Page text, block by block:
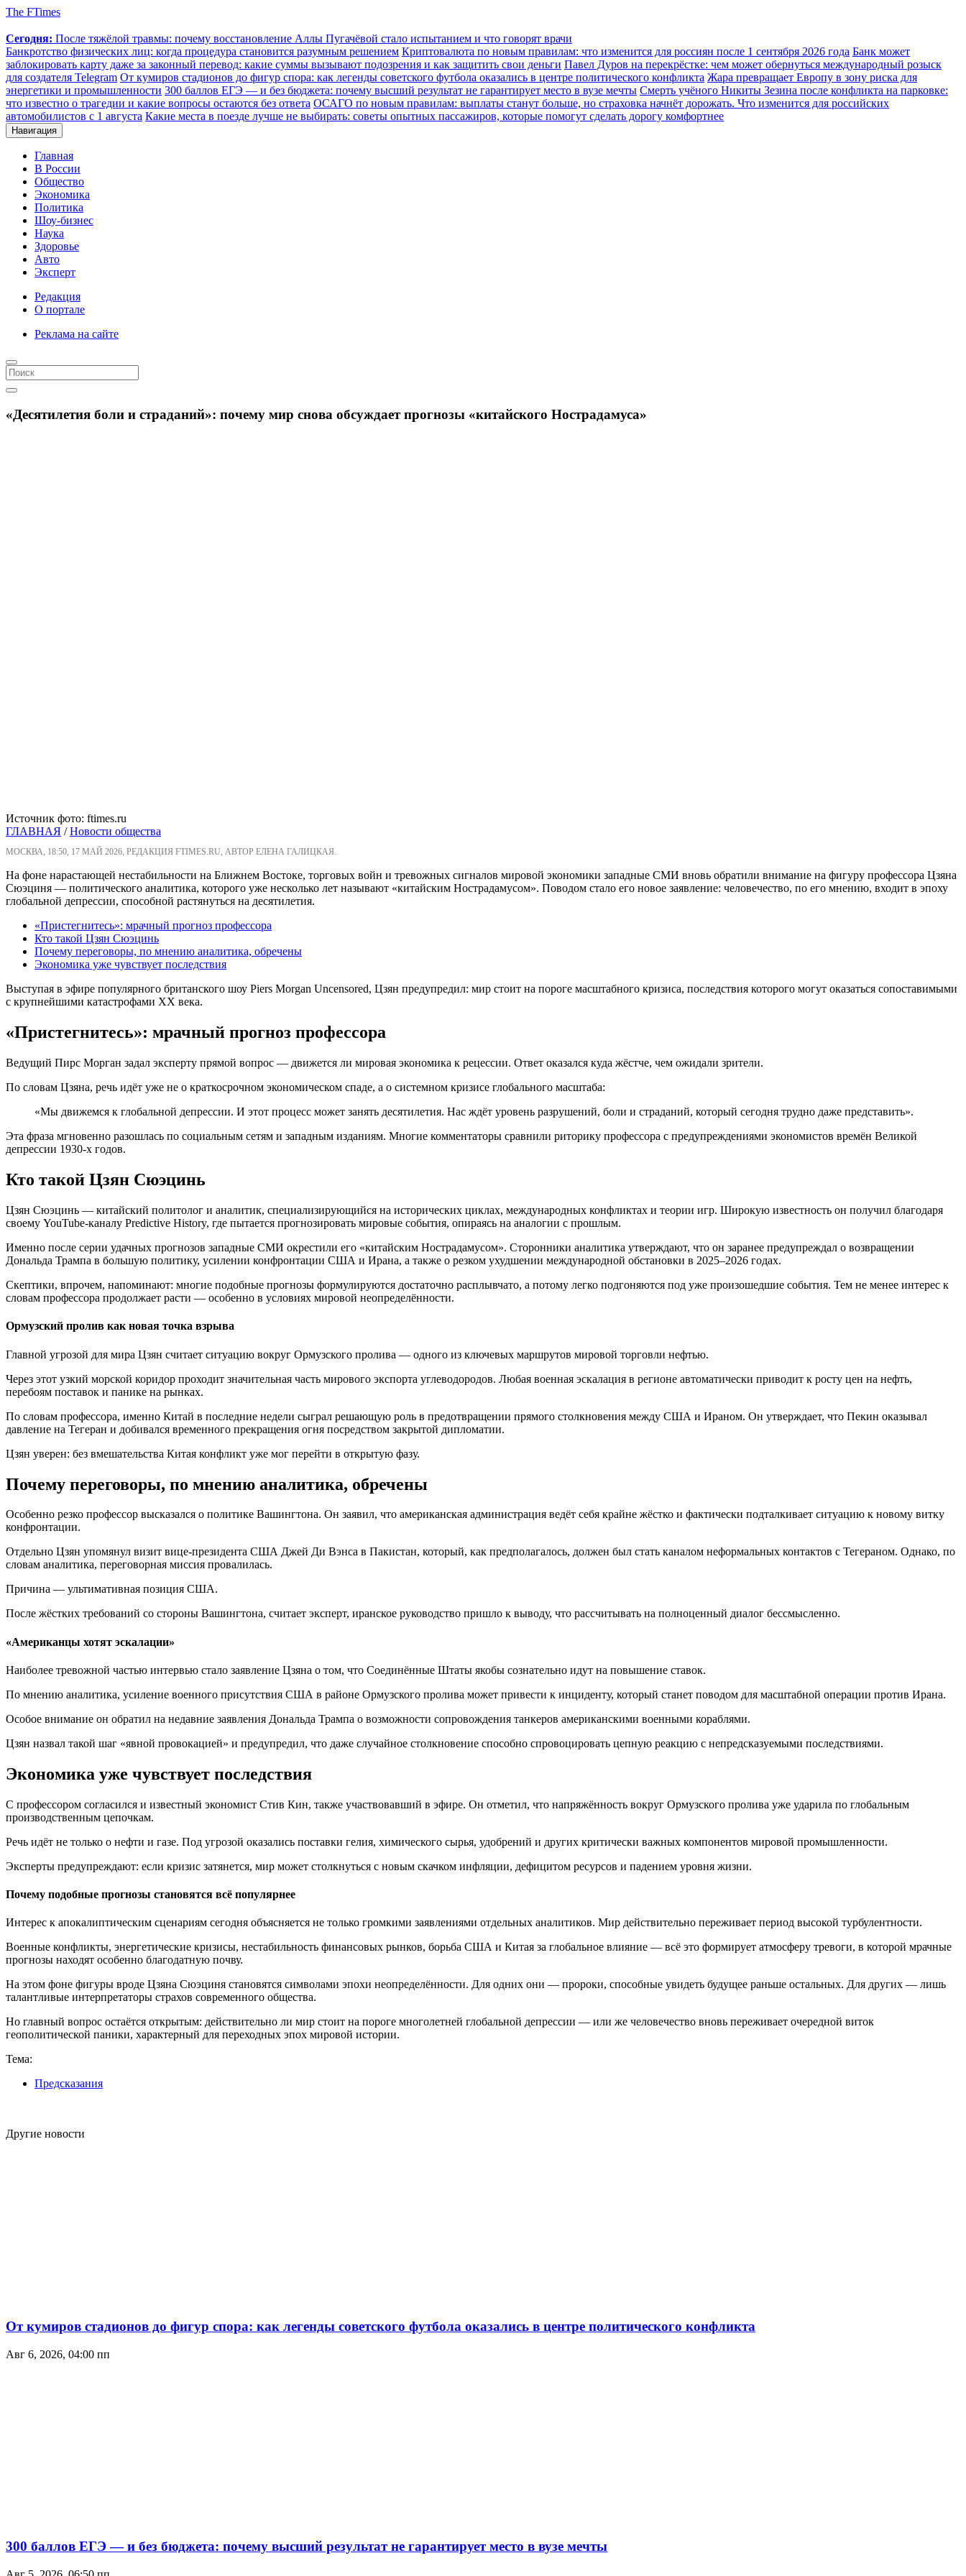
The FTimes
Сегодня: После тяжёлой травмы: почему восстановление Аллы Пугачёвой стало испытанием и что говорят врачи
Банкротство физических лиц: когда процедура становится разумным решением Криптовалюта по новым правилам: что изменится для россиян после 1 сентября 2026 года Банк может
заблокировать карту даже за законный перевод: какие суммы вызывают подозрения и как защитить свои деньги Павел Дуров на перекрёстке: чем может обернуться международный розыск
для создателя Telegram От кумиров стадионов до фигур спора: как легенды советского футбола оказались в центре политического конфликта Жара превращает Европу в зону риска для
энергетики и промышленности 300 баллов ЕГЭ — и без бюджета: почему высший результат не гарантирует место в вузе мечты Смерть учёного Никиты Зезина после конфликта на парковке:
что известно о трагедии и какие вопросы остаются без ответа ОСАГО по новым правилам: выплаты станут больше, но страховка начнёт дорожать. Что изменится для российских
автомобилистов с 1 августа Какие места в поезде лучше не выбирать: советы опытных пассажиров, которые помогут сделать дорогу комфортнее
Навигация
Главная
В России
Общество
Экономика
Политика
Шоу-бизнес
Наука
Здоровье
Авто
Эксперт
Редакция
О портале
Реклама на сайте
«Десятилетия боли и страданий»: почему мир снова обсуждает прогнозы «китайского Нострадамуса»
Источник фото: ftimes.ru
ГЛАВНАЯ /Новости общества
МОСКВА, 18:50, 17 МАЙ 2026, РЕДАКЦИЯ FTIMES.RU, АВТОР ЕЛЕНА ГАЛИЦКАЯ.
На фоне нарастающей нестабильности на Ближнем Востоке, торговых войн и тревожных сигналов мировой экономики западные СМИ вновь обратили внимание на фигуру профессора Цзяна
Сюэциня — политического аналитика, которого уже несколько лет называют «китайским Нострадамусом». Поводом стало его новое заявление: человечество, по его мнению, входит в эпоху
глобальной депрессии, способной растянуться на десятилетия.
«Пристегнитесь»: мрачный прогноз профессора
Кто такой Цзян Сюэцинь
Почему переговоры, по мнению аналитика, обречены
Экономика уже чувствует последствия
Выступая в эфире популярного британского шоу Piers Morgan Uncensored, Цзян предупредил: мир стоит на пороге масштабного кризиса, последствия которого могут оказаться сопоставимыми
с крупнейшими катастрофами XX века.
«Пристегнитесь»: мрачный прогноз профессора
Ведущий Пирс Морган задал эксперту прямой вопрос — движется ли мировая экономика к рецессии. Ответ оказался куда жёстче, чем ожидали зрители.
По словам Цзяна, речь идёт уже не о краткосрочном экономическом спаде, а о системном кризисе глобального масштаба:
«Мы движемся к глобальной депрессии. И этот процесс может занять десятилетия. Нас ждёт уровень разрушений, боли и страданий, который сегодня трудно даже представить».
Эта фраза мгновенно разошлась по социальным сетям и западным изданиям. Многие комментаторы сравнили риторику профессора с предупреждениями экономистов времён Великой
депрессии 1930-х годов.
Кто такой Цзян Сюэцинь
Цзян Сюэцинь — китайский политолог и аналитик, специализирующийся на исторических циклах, международных конфликтах и теории игр. Широкую известность он получил благодаря
своему YouTube-каналу Predictive History, где пытается прогнозировать мировые события, опираясь на аналогии с прошлым.
Именно после серии удачных прогнозов западные СМИ окрестили его «китайским Нострадамусом». Сторонники аналитика утверждают, что он заранее предупреждал о возвращении
Дональда Трампа в большую политику, усилении конфронтации США и Ирана, а также о резком ухудшении международной обстановки в 2025–2026 годах.
Скептики, впрочем, напоминают: многие подобные прогнозы формулируются достаточно расплывчато, а потому легко подгоняются под уже произошедшие события. Тем не менее интерес к
словам профессора продолжает расти — особенно в условиях мировой неопределённости.
Ормузский пролив как новая точка взрыва
Главной угрозой для мира Цзян считает ситуацию вокруг Ормузского пролива — одного из ключевых маршрутов мировой торговли нефтью.
Через этот узкий морской коридор проходит значительная часть мирового экспорта углеводородов. Любая военная эскалация в регионе автоматически приводит к росту цен на нефть,
перебоям поставок и панике на рынках.
По словам профессора, именно Китай в последние недели сыграл решающую роль в предотвращении прямого столкновения между США и Ираном. Он утверждает, что Пекин оказывал
давление на Тегеран и добивался временного прекращения огня посредством закрытой дипломатии.
Цзян уверен: без вмешательства Китая конфликт уже мог перейти в открытую фазу.
Почему переговоры, по мнению аналитика, обречены
Особенно резко профессор высказался о политике Вашингтона. Он заявил, что американская администрация ведёт себя крайне жёстко и фактически подталкивает ситуацию к новому витку
конфронтации.
Отдельно Цзян упомянул визит вице-президента США Джей Ди Вэнса в Пакистан, который, как предполагалось, должен был стать каналом неформальных контактов с Тегераном. Однако, по
словам аналитика, переговорная миссия провалилась.
Причина — ультимативная позиция США.
После жёстких требований со стороны Вашингтона, считает эксперт, иранское руководство пришло к выводу, что рассчитывать на полноценный диалог бессмысленно.
«Американцы хотят эскалации»
Наиболее тревожной частью интервью стало заявление Цзяна о том, что Соединённые Штаты якобы сознательно идут на повышение ставок.
По мнению аналитика, усиление военного присутствия США в районе Ормузского пролива может привести к инциденту, который станет поводом для масштабной операции против Ирана.
Особое внимание он обратил на недавние заявления Дональда Трампа о возможности сопровождения танкеров американскими военными кораблями.
Цзян назвал такой шаг «явной провокацией» и предупредил, что даже случайное столкновение способно спровоцировать цепную реакцию с непредсказуемыми последствиями.
Экономика уже чувствует последствия
С профессором согласился и известный экономист Стив Кин, также участвовавший в эфире. Он отметил, что напряжённость вокруг Ормузского пролива уже ударила по глобальным
производственным цепочкам.
Речь идёт не только о нефти и газе. Под угрозой оказались поставки гелия, химического сырья, удобрений и других критически важных компонентов мировой промышленности.
Эксперты предупреждают: если кризис затянется, мир может столкнуться с новым скачком инфляции, дефицитом ресурсов и падением уровня жизни.
Почему подобные прогнозы становятся всё популярнее
Интерес к апокалиптическим сценариям сегодня объясняется не только громкими заявлениями отдельных аналитиков. Мир действительно переживает период высокой турбулентности.
Военные конфликты, энергетические кризисы, нестабильность финансовых рынков, борьба США и Китая за глобальное влияние — всё это формирует атмосферу тревоги, в которой мрачные
прогнозы находят особенно благодатную почву.
На этом фоне фигуры вроде Цзяна Сюэциня становятся символами эпохи неопределённости. Для одних они — пророки, способные увидеть будущее раньше остальных. Для других — лишь
талантливые интерпретаторы страхов современного общества.
Но главный вопрос остаётся открытым: действительно ли мир стоит на пороге многолетней глобальной депрессии — или же человечество вновь переживает очередной виток
геополитической паники, характерный для переходных эпох мировой истории.
Тема:
Предсказания
Другие новости
От кумиров стадионов до фигур спора: как легенды советского футбола оказались в центре политического конфликта
Авг 6, 2026, 04:00 пп
300 баллов ЕГЭ — и без бюджета: почему высший результат не гарантирует место в вузе мечты